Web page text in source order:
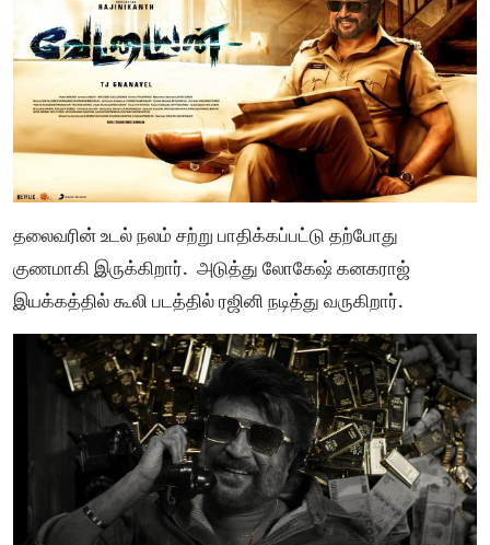
தலைவரின் உடல் நலம் சற்று பாதிக்கப்பட்டு தற்போது
குணமாகி இருக்கிறார். அடுத்து லோகேஷ் கனகராஜ்
இயக்கத்தில் கூலி படத்தில் ரஜினி நடித்து வருகிறார்.